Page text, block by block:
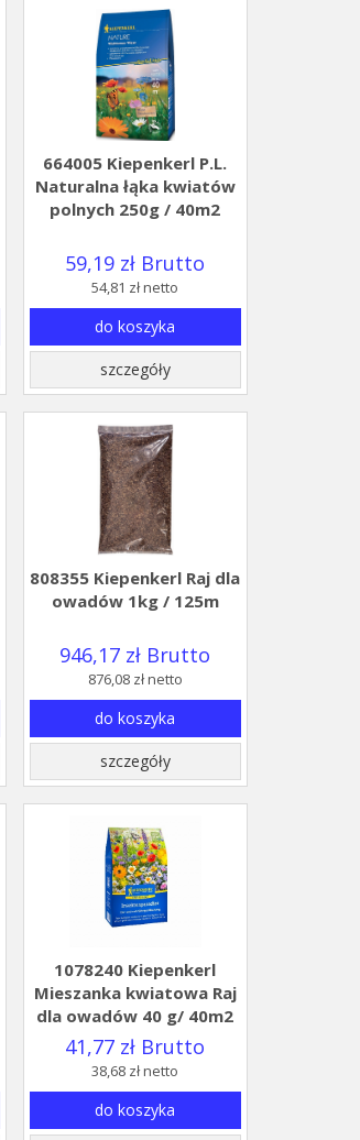
664005 Kiepenkerl P.L.
Naturalna łąka kwiatów
polnych 250g / 40m2
59,19 zł Brutto
54,81 zł netto
do koszyka
szczegóły
808355 Kiepenkerl Raj dla
owadów 1kg / 125m
946,17 zł Brutto
876,08 zł netto
do koszyka
szczegóły
1078240 Kiepenkerl
Mieszanka kwiatowa Raj
dla owadów 40 g/ 40m2
41,77 zł Brutto
38,68 zł netto
do koszyka